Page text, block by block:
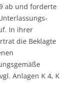
ab und forderte
In ihrer
die Beklagte
Anlagen K 4, K